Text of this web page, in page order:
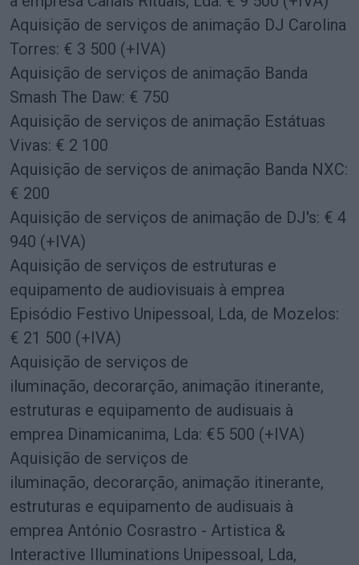
Aquisição de serviços de animação DJ Carolina
Torres: € 3 500 (+IVA)
Aquisição de serviços de animação Banda
Smash The Daw: € 750
Aquisição de serviços de animação Estátuas
Vivas: € 2 100
Aquisição de serviços de animação Banda NXC:
€ 200
Aquisição de serviços de animação de DJ's: € 4
940 (+IVA)
Aquisição de serviços de estruturas e
equipamento de audiovisuais à emprea
Episódio Festivo Unipessoal, Lda, de Mozelos:
€ 21 500 (+IVA)
Aquisição de serviços de
iluminação, decorarção, animação itinerante,
estruturas e equipamento de audisuais à
emprea Dinamicanima, Lda: €5 500 (+IVA)
Aquisição de serviços de
iluminação, decorarção, animação itinerante,
estruturas e equipamento de audisuais à
emprea António Cosrastro - Artistica &
Interactive Illuminations Unipessoal, Lda,